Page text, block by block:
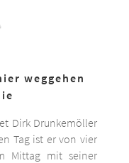
weggehen
Dirk Drunkemöller
Tag ist er von vier
Mittag mit seiner